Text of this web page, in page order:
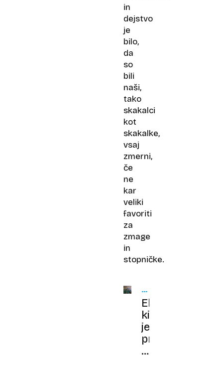
in
dejstvo
je
bilo,
da
so
bili
naši,
tako
skakalci
kot
skakalke,
vsaj
zmerni,
če
ne
kar
veliki
favoriti
za
zmage
in
stopničke.
OSEM
OSEBNOSTI
LETA
Ekipa,
ki
je
prvič
presadila